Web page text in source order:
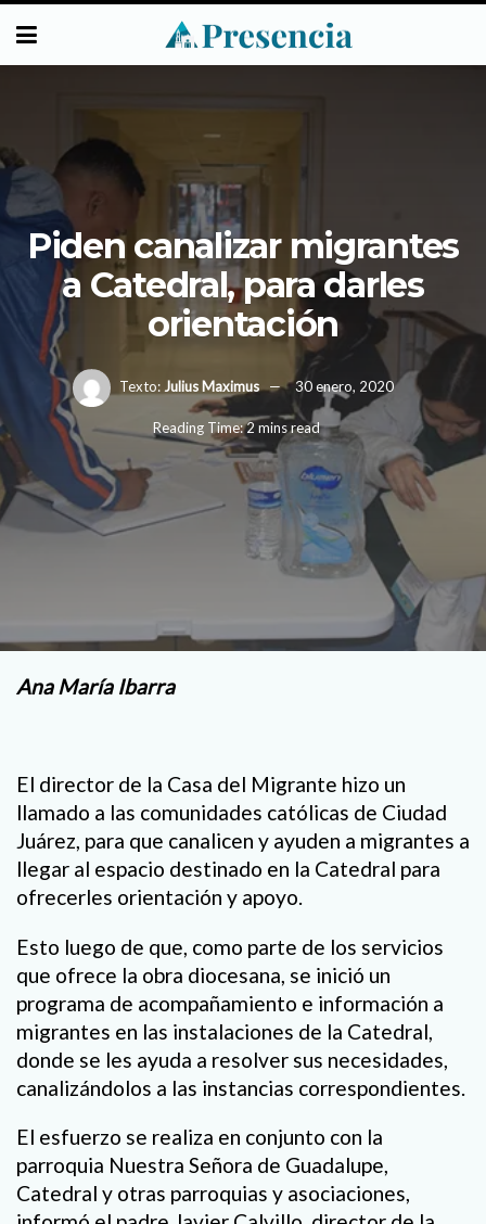
Piden canalizar migrantes
a Catedral, para darles
orientación
Texto: Julius Maximus 30 enero, 2020
Reading Time: 2 mins read
Ana María Ibarra
El director de la Casa del Migrante hizo un
llamado a las comunidades católicas de Ciudad
Juárez, para que canalicen y ayuden a migrantes a
llegar al espacio destinado en la Catedral para
ofrecerles orientación y apoyo.
Esto luego de que, como parte de los servicios
que ofrece la obra diocesana, se inició un
programa de acompañamiento e información a
migrantes en las instalaciones de la Catedral,
donde se les ayuda a resolver sus necesidades,
canalizándolos a las instancias correspondientes.
El esfuerzo se realiza en conjunto con la
parroquia Nuestra Señora de Guadalupe,
Catedral y otras parroquias y asociaciones,